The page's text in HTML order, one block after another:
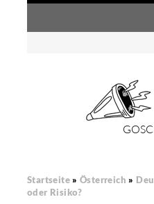
Startseite » Österreich »
oder Risiko?